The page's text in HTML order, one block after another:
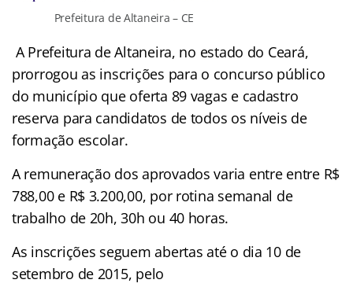
Prefeitura de Altaneira – CE
A Prefeitura de Altaneira, no estado do Ceará,
prorrogou as inscrições para o concurso público
do município que oferta 89 vagas e cadastro
reserva para candidatos de todos os níveis de
formação escolar.
A remuneração dos aprovados varia entre entre R$
788,00 e R$ 3.200,00, por rotina semanal de
trabalho de 20h, 30h ou 40 horas.
As inscrições seguem abertas até o dia 10 de
setembro de 2015, pelo